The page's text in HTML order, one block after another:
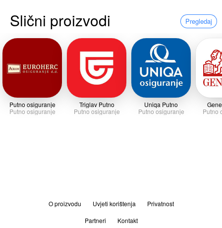
Slični proizvodi Pregledaj
Putno osiguranje
Putno osiguranje
Triglav Putno
Putno osiguranje
Uniqa Putno
Putno osiguranje
Putno
O proizvodu Uvjeti korištenja
Privatnost
Partneri
Kontakt